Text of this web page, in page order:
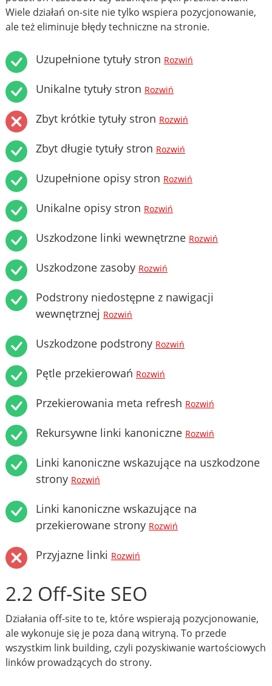
Wiele działań on-site nie tylko wspiera pozycjonowanie,
ale też eliminuje błędy techniczne na stronie.
Uzupełnione tytuły stron Rozwiń
Unikalne tytuły stron Rozwiń
Zbyt krótkie tytuły stron Rozwiń
Zbyt długie tytuły stron Rozwiń
Uzupełnione opisy stron Rozwiń
Unikalne opisy stron Rozwiń
Uszkodzone linki wewnętrzne Rozwiń
Uszkodzone zasoby Rozwiń
Podstrony niedostępne z nawigacji
wewnętrznej Rozwiń
Uszkodzone podstrony Rozwiń
Pętle przekierowań Rozwiń
Przekierowania meta refresh Rozwiń
Rekursywne linki kanoniczne Rozwiń
Linki kanoniczne wskazujące na uszkodzone
strony Rozwiń
Linki kanoniczne wskazujące na
przekierowane strony Rozwiń
Przyjazne linki Rozwiń
2.2 Off-Site SEO
Działania off-site to te, które wspierają pozycjonowanie,
ale wykonuje się je poza daną witryną. To przede
wszystkim link building, czyli pozyskiwanie wartościowych
linków prowadzących do strony.